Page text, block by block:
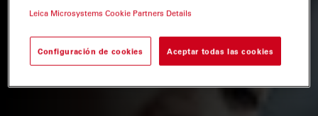
Leica Microsystems Cookie Partners Details
Configuración de cookies Aceptar todas las cookies